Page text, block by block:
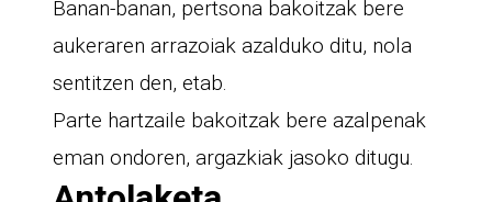
Banan-banan, pertsona bakoitzak bere
aukeraren arrazoiak azalduko ditu, nola
sentitzen den, etab.
Parte hartzaile bakoitzak bere azalpenak
eman ondoren, argazkiak jasoko ditugu.